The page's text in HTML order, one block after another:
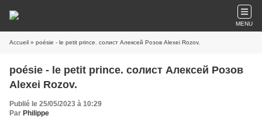
MENU
Accueil » poésie - le petit prince. солист Алексей Розов Alexei Rozov.
poésie - le petit prince. солист Алексей Розов
Alexei Rozov.
Publié le 25/05/2023 à 10:29
Par Philippe